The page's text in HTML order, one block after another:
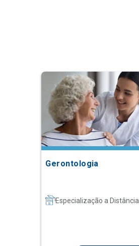
Gerontologia
Especialização a Distância